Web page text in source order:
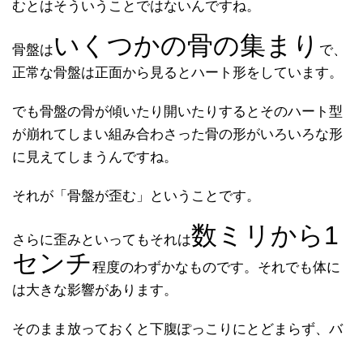
むとはそういうことではないんですね。
骨盤はいくつかの骨の集まり で、
正常な骨盤は正面から見るとハート形をしています。
でも骨盤の骨が傾いたり開いたりするとそのハート型
が崩れてしまい組み合わさった骨の形がいろいろな形
に見えてしまうんですね。
それが「骨盤が歪む」ということです。
さらに歪みといってもそれは数ミリから1
センチ程度のわずかなものです。それでも体に
は大きな影響があります。
そのまま放っておくと下腹ぽっこりにとどまらず、バ